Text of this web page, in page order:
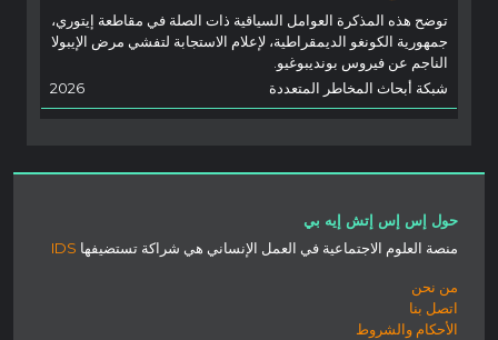
توضح هذه المذكرة العوامل السياقية ذات الصلة في مقاطعة إيتوري،
جمهورية الكونغو الديمقراطية، لإعلام الاستجابة لتفشي مرض الإيبولا
الناجم عن فيروس بونديبوغيو.
شبكة أبحاث المخاطر المتعددة
2026
حول إس إس إتش إيه بي
منصة العلوم الاجتماعية في العمل الإنساني هي شراكة تستضيفها IDS
من نحن
اتصل بنا
الأحكام والشروط